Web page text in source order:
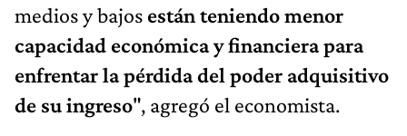
medios y bajos están teniendo menor
capacidad económica y financiera para
enfrentar la pérdida del poder adquisitivo
de su ingreso", agregó el economista.